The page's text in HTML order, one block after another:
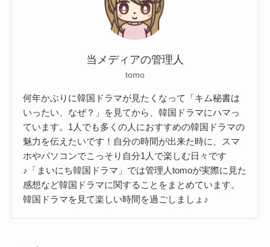
当メディアの管理人
tomo
何年かぶりに韓国ドラマが見たくなって「キム秘書は
いったい、なぜ？」を見てから、韓国ドラマにハマっ
ています。1人でも多くの人におすすめの韓国ドラマの
魅力を伝えたいです！自分の時間が出来た時に、スマ
ホやパソコンでこっそり自分1人で楽しむ日々です
♪「まいにち韓国ドラマ」では管理人tomoが実際に見た
感想など韓国ドラマに関することをまとめています。
韓国ドラマを見て楽しい時間を過ごしましょ♪